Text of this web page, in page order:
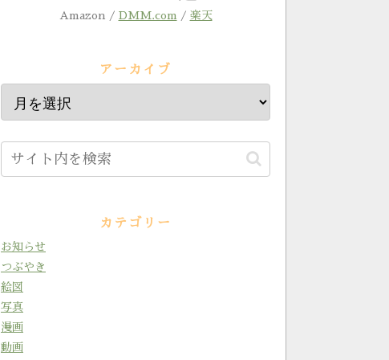
Amazon / DMM.com / 楽天
アーカイブ
カテゴリー
お知らせ
つぶやき
絵図
写真
漫画
動画